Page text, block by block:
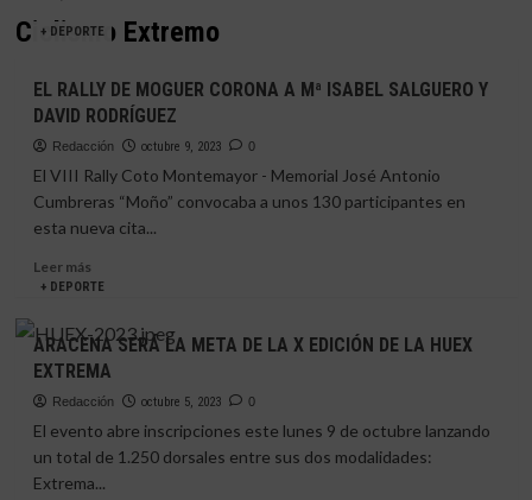
Ciclismo Extremo
+ DEPORTE
EL RALLY DE MOGUER CORONA A Mª ISABEL SALGUERO Y
DAVID RODRÍGUEZ
Redacción octubre 9, 2023 0
El VIII Rally Coto Montemayor - Memorial José Antonio
Cumbreras “Moño” convocaba a unos 130 participantes en
esta nueva cita...
Leer másLeer
más
EL
RALLY
DE
MOGUER
CORONA
Mª
ISABEL
+ DEPORTE
ARACENA SERÁ LA META DE LA X EDICIÓN DE LA HUEX
EXTREMA
Redacción octubre 5, 2023 0
El evento abre inscripciones este lunes 9 de octubre lanzando
un total de 1.250 dorsales entre sus dos modalidades:
Extrema...